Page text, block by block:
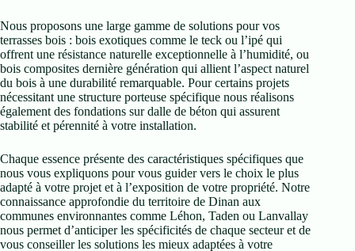
Nous proposons une large gamme de solutions pour vos
terrasses bois : bois exotiques comme le teck ou l’ipé qui
offrent une résistance naturelle exceptionnelle à l’humidité, ou
bois composites dernière génération qui allient l’aspect naturel
du bois à une durabilité remarquable. Pour certains projets
nécessitant une structure porteuse spécifique nous réalisons
également des fondations sur dalle de béton qui assurent
stabilité et pérennité à votre installation.
Chaque essence présente des caractéristiques spécifiques que
nous vous expliquons pour vous guider vers le choix le plus
adapté à votre projet et à l’exposition de votre propriété. Notre
connaissance approfondie du territoire de Dinan aux
communes environnantes comme Léhon, Taden ou Lanvallay
nous permet d’anticiper les spécificités de chaque secteur et de
vous conseiller les solutions les mieux adaptées à votre